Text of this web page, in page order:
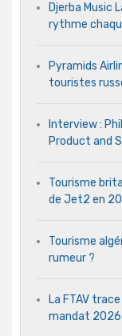
Djerba Music
rythme
Pyramids
touristes
Interview :
Product and
Tourisme
de Jet2 en
Tourisme
rumeur ?
La FTAV
mandat